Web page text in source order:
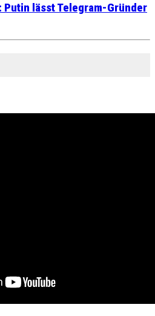
Putin lässt Telegram-Gründer